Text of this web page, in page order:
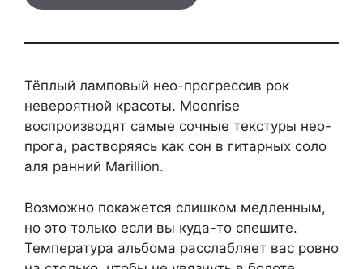
Тёплый ламповый нео-прогрессив рок
невероятной красоты. Moonrise
воспроизводят самые сочные текстуры нео-
прога, растворяясь как сон в гитарных соло
аля ранний Marillion.
Возможно покажется слишком медленным,
но это только если вы куда-то спешите.
Температура альбома расслабляет вас ровно